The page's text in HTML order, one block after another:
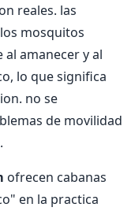
reales. las
mosquitos
amanecer y al
lo que significa
no se
de movilidad
ofrecen cabanas
en la practica